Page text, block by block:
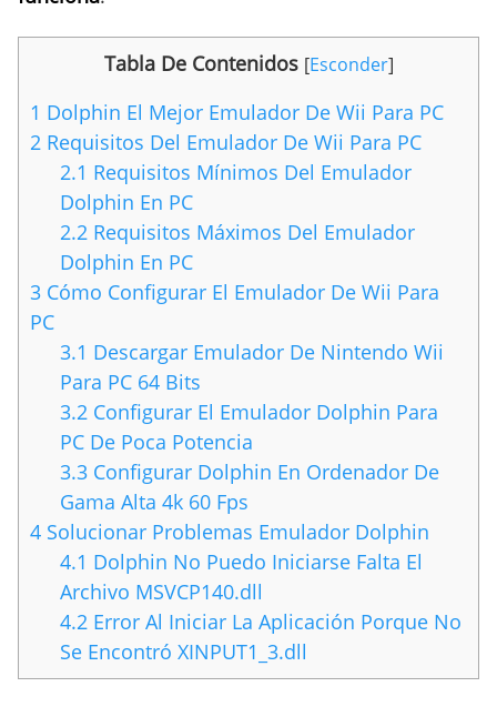
Tabla De Contenidos [Esconder]
1 Dolphin El Mejor Emulador De Wii Para PC
2 Requisitos Del Emulador De Wii Para PC
2.1 Requisitos Mínimos Del Emulador
Dolphin En PC
2.2 Requisitos Máximos Del Emulador
Dolphin En PC
3 Cómo Configurar El Emulador De Wii Para
PC
3.1 Descargar Emulador De Nintendo Wii
Para PC 64 Bits
3.2 Configurar El Emulador Dolphin Para
PC De Poca Potencia
3.3 Configurar Dolphin En Ordenador De
Gama Alta 4k 60 Fps
4 Solucionar Problemas Emulador Dolphin
4.1 Dolphin No Puedo Iniciarse Falta El
Archivo MSVCP140.dll
4.2 Error Al Iniciar La Aplicación Porque No
Se Encontró XINPUT1_3.dll